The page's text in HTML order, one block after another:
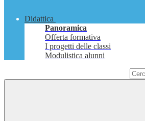
Didattica
Panoramica
Offerta formativa
I progetti delle classi
Modulistica alunni